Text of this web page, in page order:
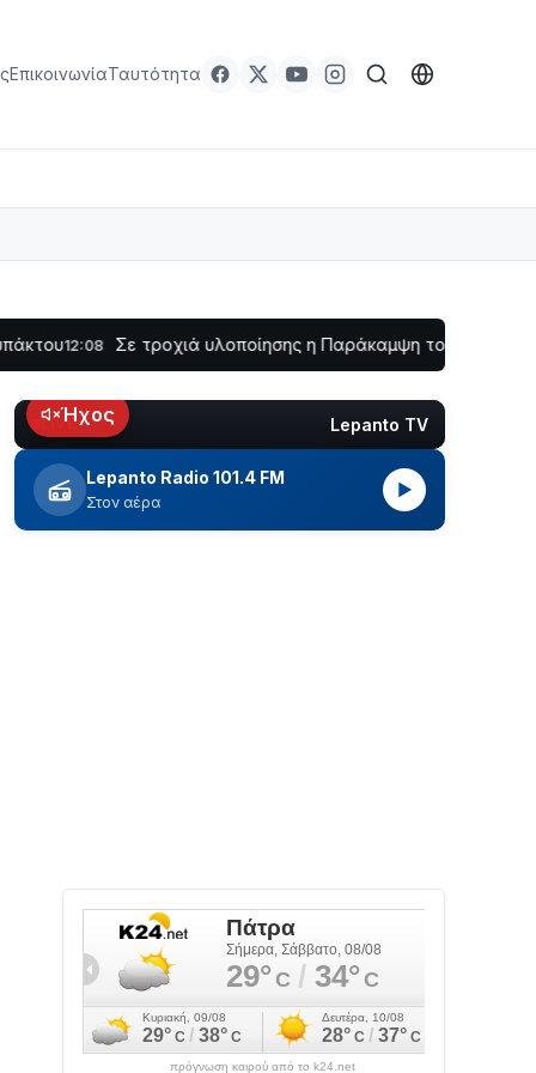
ΕπικοινωνίαΤαυτότητα
Σε τροχιά υλοποίησης η Παράκαμψη του Κέντρου της
LIVE Lepanto TV
Ήχος
Lepanto Radio 101.4 FM
Στον αέρα
▶
πρόγνωση καιρού από το k24.net